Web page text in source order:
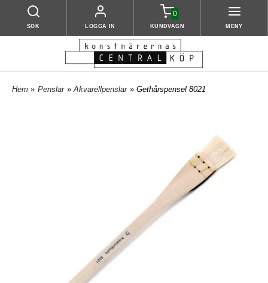
SÖK LOGGA IN
0
KUNDVAGN MENY
Hem » Penslar » Akvarellpenslar » Gethårspensel 8021